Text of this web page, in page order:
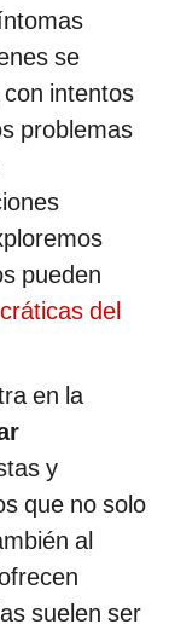
se
intentos
problemas
pueden
del
en la
y
que no solo
al
suelen ser